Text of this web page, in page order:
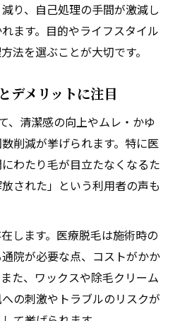
り、自己処理の手間が激減し
ます。目的やライフスタイル
法を選ぶことが大切です。
デメリットに注目
、清潔感の向上やムレ・かゆ
削減が挙げられます。特に医
わたり毛が目立たなくなるた
された」という利用者の声も
します。医療脱毛は施術時の
院が必要な点、コストがかか
た、ワックスや除毛クリーム
の刺激やトラブルのリスクが